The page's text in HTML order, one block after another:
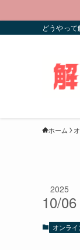
どうやっ
ホーム
2025
10/06
オンライ